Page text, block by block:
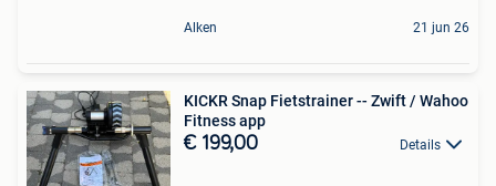
Alken 21 jun 26
KICKR Snap Fietstrainer -- Zwift / Wahoo
Fitness app
€ 199,00 Details